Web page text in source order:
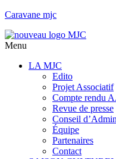
Caravane mjc
Menu
LA MJC
Edito
Projet Associatif
Compte rendu
Revue de presse
Conseil
Équipe
Partenaires
Contact